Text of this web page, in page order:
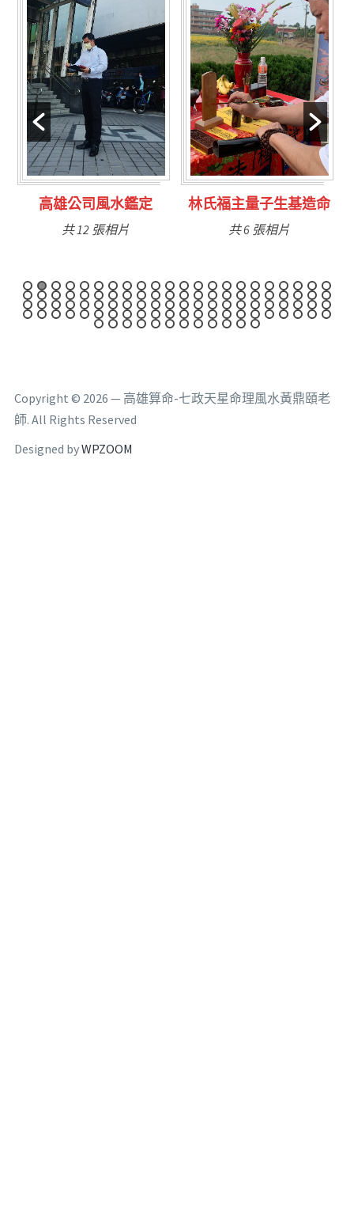
林氏福主量子生基造命
共 6 張相片
台南永康風水鑑定
共 9 張相片
Copyright © 2026 — 高雄算命-七政天星命理風水黃鼎頤老
師. All Rights Reserved
Designed byWPZOOM